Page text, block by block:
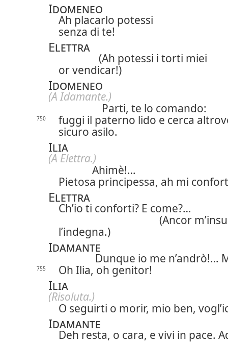
Idomeneo
Ah placarlo potessi
senza di te!
Elettra
(Ah potessi i torti miei
or vendicar!)
Idomeneo
(A Idamante.)
Parti, te lo comando:
750
fuggi il paterno lido e cerca
sicuro asilo.
Ilia
(A Elettra.)
Ahimè!…
Pietosa principessa, ah mi
Elettra
Ch’io ti conforti? E come?…
(Ancor
l’indegna.)
Idamante
Dunque io me n’andrò!…
755 Oh Ilia, oh genitor!
Ilia
(Risoluta.)
O seguirti o morir, mio ben,
Idamante
Deh resta, o cara, e vivi in pace.